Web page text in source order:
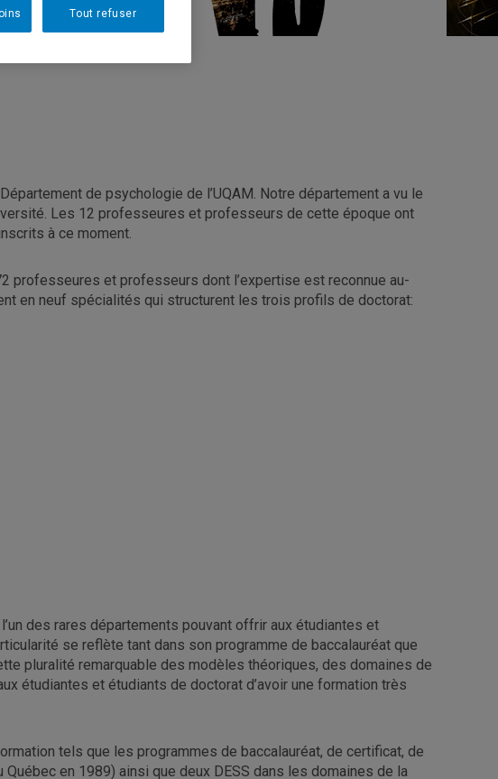
de psychologie de l’UQAM. Notre département a vu le
Les 12 professeures et professeurs de cette époque ont
à ce moment.
professeures et professeurs dont l’expertise est reconnue au-
en neuf spécialités qui structurent les trois profils de doctorat:
des rares départements pouvant offrir aux étudiantes et
se reflète tant dans son programme de baccalauréat que
pluralité remarquable des modèles théoriques, des domaines de
étudiantes et étudiants de doctorat d’avoir une formation très
tels que les programmes de baccalauréat, de certificat, de
en 1989) ainsi que deux DESS dans les domaines de la
Tout refuser